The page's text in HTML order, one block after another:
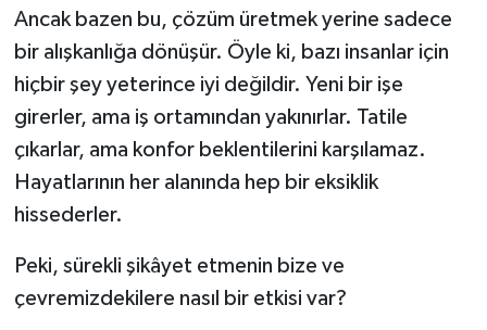
Ancak bazen bu, çözüm üretmek yerine sadece
bir alışkanlığa dönüşür. Öyle ki, bazı insanlar için
hiçbir şey yeterince iyi değildir. Yeni bir işe
girerler, ama iş ortamından yakınırlar. Tatile
çıkarlar, ama konfor beklentilerini karşılamaz.
Hayatlarının her alanında hep bir eksiklik
hissederler.
Peki, sürekli şikâyet etmenin bize ve
çevremizdekilere nasıl bir etkisi var?
Osmancık
Sungurlu
Uğurludağ
Sağlık